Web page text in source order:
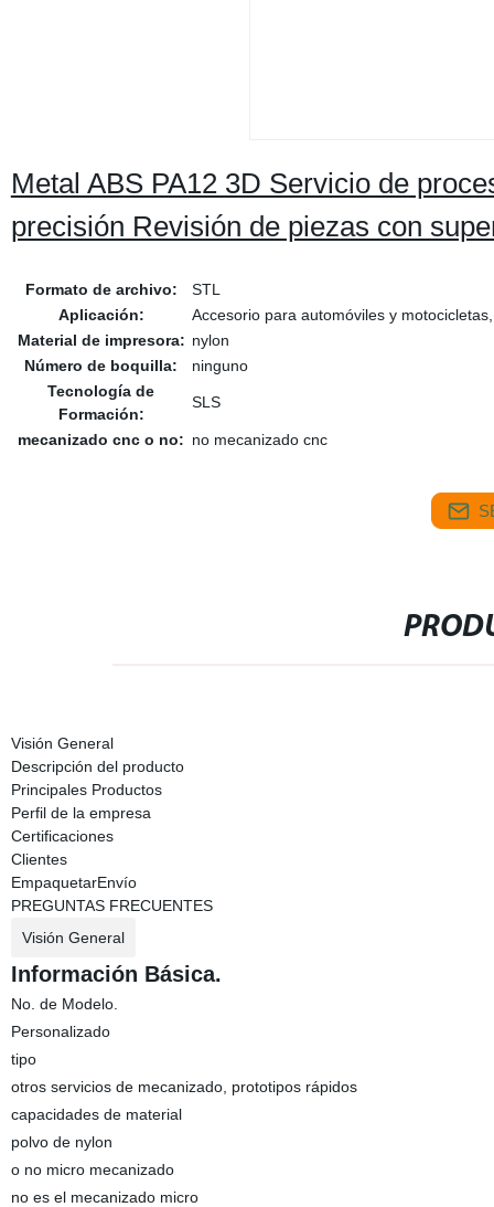
Metal ABS PA12 3D Servicio de
precisión Revisión de piezas con
Formato de archivo:
STL
Aplicación:
Accesorio para automóviles y
Material de impresora: nylon
Número de boquilla:
ninguno
Tecnología de
Formación:
SLS
mecanizado cnc o no: no mecanizado cnc
Visión General
Descripción del producto
Principales Productos
Perfil de la empresa
Certificaciones
Clientes
EmpaquetarEnvío
PREGUNTAS FRECUENTES
Visión General
Información Básica.
No. de Modelo.
Personalizado
tipo
otros servicios de mecanizado, prototipos rápidos
capacidades de material
polvo de nylon
o no micro mecanizado
no es el mecanizado micro